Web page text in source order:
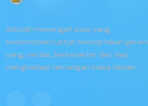
Sekolah menengah atas yang
berkomitmen untuk menciptakan
yang cerdas, berkarakter dan siap
menghadapi tantangan masa depan.